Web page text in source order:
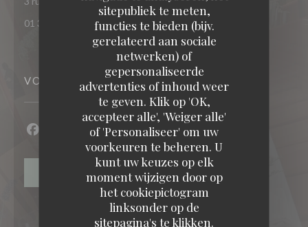
sitepubliek te meten,
functies te bieden (bijv.
gerelateerd aan sociale
netwerken) of
gepersonaliseerde
advertenties of inhoud weer
te geven. Klik op 'OK,
accepteer alle', 'Weiger alle'
of 'Personaliseer' om uw
voorkeuren te beheren. U
kunt uw keuzes op elk
moment wijzigen door op
het cookiepictogram
linksonder op de
sitepagina's te klikken.
01 30 09 05 30
VOLG ONS
Facebook ((opent in een nieuw venster))
Instagram ((opent in een nieuw venster))
RESTAURANT MAISON FOURNAISE